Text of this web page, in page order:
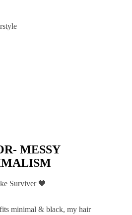
MESSY
Surviver 🖤
minimal & black, my hair